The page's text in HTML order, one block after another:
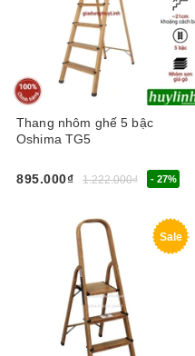
Thang nhôm ghế 5 bậc
Oshima TG5
895.000₫ 1.222.000₫ - 27%
Sale